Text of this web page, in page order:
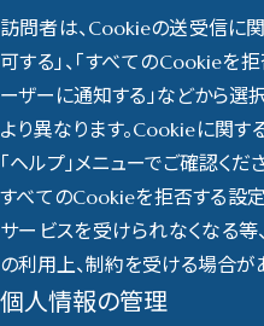
訪問者は、Cookieの送受信に
可する」、「すべてのCookieを
ーザーに通知する」などから選
より異なります。Cookieに関す
「ヘルプ」メニューでご確認くだ
すべてのCookieを拒否する設
サービスを受けられなくなる等
の利用上、制約を受ける場合が
個人情報の管理